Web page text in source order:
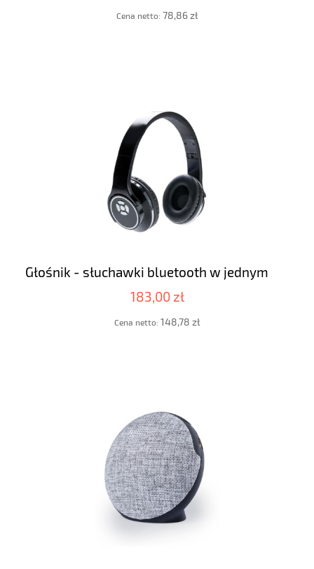
Cena netto: 78,86 zł
Głośnik - słuchawki bluetooth w jednym
183,00 zł
Cena netto: 148,78 zł